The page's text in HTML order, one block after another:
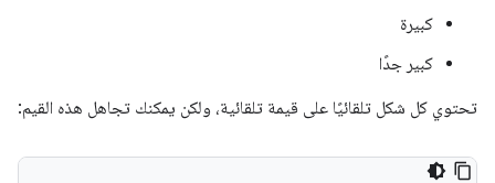
كبيرة
كبير جدًا
تحتوي كل شكل تلقائيًا على قيمة تلقائية، ولكن يمكنك تجاهل هذه القيم: